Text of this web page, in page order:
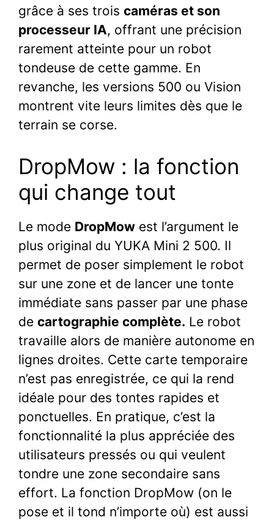
grâce à ses trois caméras et son
processeur IA, offrant une précision
rarement atteinte pour un robot
tondeuse de cette gamme. En
revanche, les versions 500 ou Vision
montrent vite leurs limites dès que le
terrain se corse.
DropMow : la fonction
qui change tout
Le mode DropMow est l’argument le
plus original du YUKA Mini 2 500. Il
permet de poser simplement le robot
sur une zone et de lancer une tonte
immédiate sans passer par une phase
de cartographie complète. Le robot
travaille alors de manière autonome en
lignes droites. Cette carte temporaire
n’est pas enregistrée, ce qui la rend
idéale pour des tontes rapides et
ponctuelles. En pratique, c’est la
fonctionnalité la plus appréciée des
utilisateurs pressés ou qui veulent
tondre une zone secondaire sans
effort. La fonction DropMow (on le
pose et il tond n’importe où) est aussi